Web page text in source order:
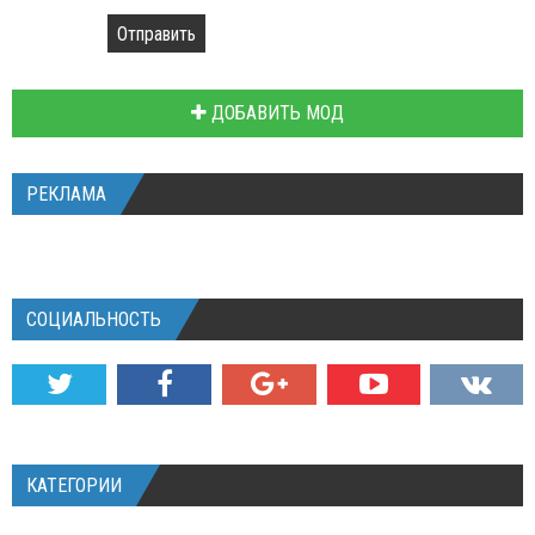
Отправить
ДОБАВИТЬ МОД
РЕКЛАМА
СОЦИАЛЬНОСТЬ
КАТЕГОРИИ